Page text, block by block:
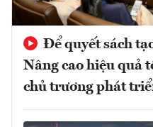
Để quyết sách
Nâng cao hiệu quả
chủ trương phát